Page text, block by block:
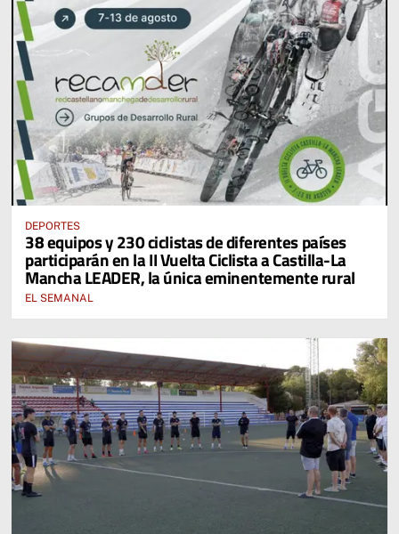
DEPORTES
38 equipos y 230 ciclistas de diferentes países
participarán en la II Vuelta Ciclista a Castilla-La
Mancha LEADER, la única eminentemente rural
EL SEMANAL